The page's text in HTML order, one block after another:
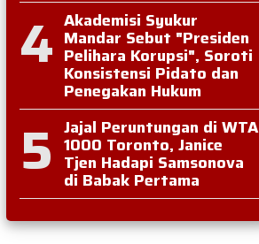
4 Akademisi Syukur
Mandar Sebut "Presiden
Pelihara Korupsi", Soroti
Konsistensi Pidato dan
Penegakan Hukum
5 Jajal Peruntungan di WTA
1000 Toronto, Janice
Tjen Hadapi Samsonova
di Babak Pertama